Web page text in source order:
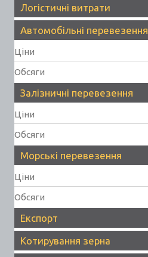
Логістичні витрати
Автомобільні перевезення
Ціни
Обсяги
Залізничні перевезення
Ціни
Обсяги
Морські перевезення
Ціни
Обсяги
Експорт
Котирування зерна